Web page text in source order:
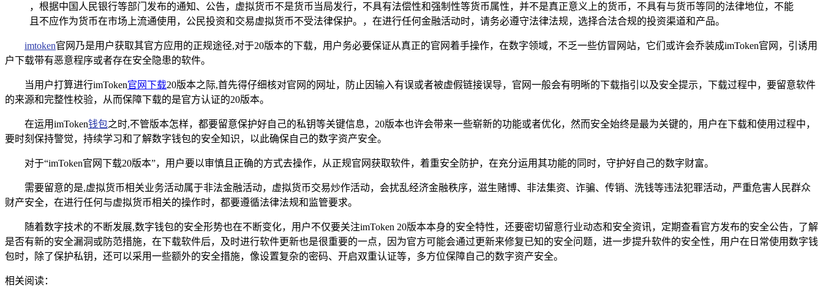
，根据中国人民银行等部门发布的通知、公告，虚拟货币不是货币当局发行，不具有法偿性和强制性等货币属性，并不是真正意义上的货币，不具有与货币等同的法律地位，不能
且不应作为货币在市场上流通使用，公民投资和交易虚拟货币不受法律保护。，在进行任何金融活动时，请务必遵守法律法规，选择合法合规的投资渠道和产品。
imtoken官网乃是用户获取其官方应用的正规途径,对于20版本的下载，用户务必要保证从真正的官网着手操作，在数字领域，不乏一些仿冒网站，它们或许会乔装成imToken官网，引诱用
户下载带有恶意程序或者存在安全隐患的软件。
当用户打算进行imToken官网下载20版本之际,首先得仔细核对官网的网址，防止因输入有误或者被虚假链接误导，官网一般会有明晰的下载指引以及安全提示，下载过程中，要留意软件
的来源和完整性校验，从而保障下载的是官方认证的20版本。
在运用imToken钱包之时,不管版本怎样，都要留意保护好自己的私钥等关键信息，20版本也许会带来一些崭新的功能或者优化，然而安全始终是最为关键的，用户在下载和使用过程中，
要时刻保持警觉，持续学习和了解数字钱包的安全知识，以此确保自己的数字资产安全。
对于“imToken官网下载20版本”，用户要以审慎且正确的方式去操作，从正规官网获取软件，着重安全防护，在充分运用其功能的同时，守护好自己的数字财富。
需要留意的是,虚拟货币相关业务活动属于非法金融活动，虚拟货币交易炒作活动，会扰乱经济金融秩序，滋生赌博、非法集资、诈骗、传销、洗钱等违法犯罪活动，严重危害人民群众
财产安全，在进行任何与虚拟货币相关的操作时，都要遵循法律法规和监管要求。
随着数字技术的不断发展,数字钱包的安全形势也在不断变化，用户不仅要关注imToken 20版本本身的安全特性，还要密切留意行业动态和安全资讯，定期查看官方发布的安全公告，了解
是否有新的安全漏洞或防范措施，在下载软件后，及时进行软件更新也是很重要的一点，因为官方可能会通过更新来修复已知的安全问题，进一步提升软件的安全性，用户在日常使用数字钱
包时，除了保护私钥，还可以采用一些额外的安全措施，像设置复杂的密码、开启双重认证等，多方位保障自己的数字资产安全。
相关阅读：